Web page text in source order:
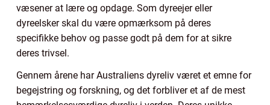
væsener at lære og opdage. Som dyreejer eller
dyreelsker skal du være opmærksom på deres
specifikke behov og passe godt på dem for at sikre
deres trivsel.
Gennem årene har Australiens dyreliv været et emne for
begejstring og forskning, og det forbliver et af de mest